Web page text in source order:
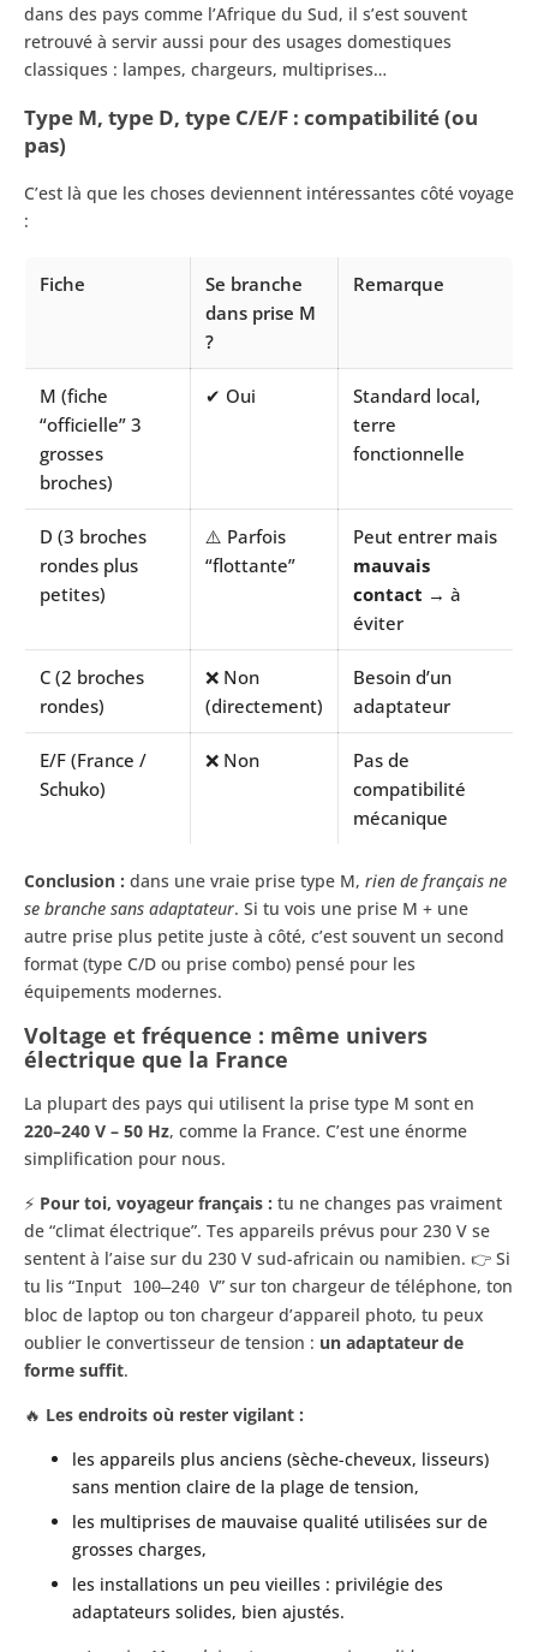
dans des pays comme l’Afrique du Sud, il s’est souvent
retrouvé à servir aussi pour des usages domestiques
classiques : lampes, chargeurs, multiprises…
Type M, type D, type C/E/F : compatibilité (ou
pas)
C’est là que les choses deviennent intéressantes côté voyage
:
Fiche
Se branche
dans prise M
?
Remarque
M (fiche
“officielle” 3
grosses
broches)
✔ Oui
Standard local,
terre
fonctionnelle
D (3 broches
rondes plus
petites)
⚠️ Parfois
“flottante”
Peut entrer mais
mauvais
contact → à
éviter
C (2 broches
rondes)
❌ Non
(directement)
Besoin d’un
adaptateur
E/F (France /
Schuko)
❌ Non
Pas de
compatibilité
mécanique
Conclusion : dans une vraie prise type M, rien de français ne
se branche sans adaptateur. Si tu vois une prise M + une
autre prise plus petite juste à côté, c’est souvent un second
format (type C/D ou prise combo) pensé pour les
équipements modernes.
Voltage et fréquence : même univers
électrique que la France
La plupart des pays qui utilisent la prise type M sont en
220–240 V – 50 Hz, comme la France. C’est une énorme
simplification pour nous.
⚡ Pour toi, voyageur français : tu ne changes pas vraiment
de “climat électrique”. Tes appareils prévus pour 230 V se
sentent à l’aise sur du 230 V sud-africain ou namibien. 👉 Si
tu lis “Input 100–240 V” sur ton chargeur de téléphone, ton
bloc de laptop ou ton chargeur d’appareil photo, tu peux
oublier le convertisseur de tension : un adaptateur de
forme suffit.
🔥 Les endroits où rester vigilant :
les appareils plus anciens (sèche-cheveux, lisseurs)
sans mention claire de la plage de tension,
les multiprises de mauvaise qualité utilisées sur de
grosses charges,
les installations un peu vieilles : privilégie des
adaptateurs solides, bien ajustés.